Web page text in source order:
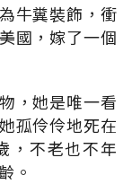
牛糞裝飾，衝
國，嫁了一個
，她是唯一看
孤伶伶地死在
，不老也不年
。